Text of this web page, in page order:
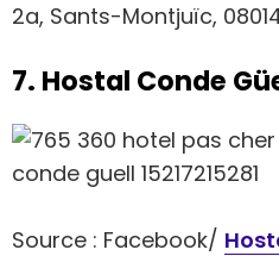
2a, Sants-Montjuïc,
7. Hostal Conde
Source : Facebook/